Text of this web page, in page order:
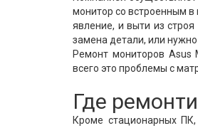
монитор со встроенным в
явление, и выти из
замена детали, или
Ремонт мониторов Asus
всего это проблемы с
Где
Кроме стационарных